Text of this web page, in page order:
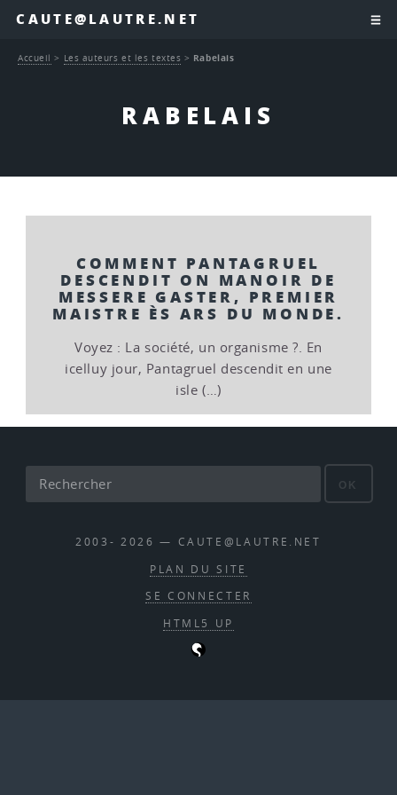
CAUTE@LAUTRE.NET
RABELAIS
Accueil > Les auteurs et les textes > Rabelais
COMMENT PANTAGRUEL
DESCENDIT ON MANOIR DE
MESSERE GASTER, PREMIER
MAISTRE ÈS ARS DU MONDE.
Voyez : La société, un organisme ?. En
icelluy jour, Pantagruel descendit en une
isle (…)
OK
2003- 2026 — CAUTE@LAUTRE.NET
PLAN DU SITE
SE CONNECTER
HTML5 UP